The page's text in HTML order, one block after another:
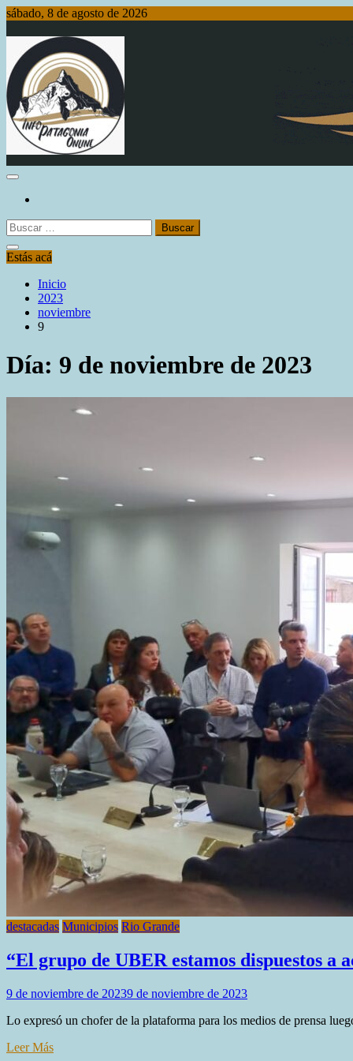
Saltar
contenido
sábado, 8 de agosto de 2026
Info Patagonia Online
Buscar:
Estás acá
Inicio
2023
noviembre
9
Día: 9 de noviembre de 2023
destacadas Municipios Rio Grande
“El grupo de UBER estamos dispuestos a
9 de noviembre de 20239 de noviembre de 2023
Lo expresó un chofer de la plataforma para los medios de prensa
Leer Más